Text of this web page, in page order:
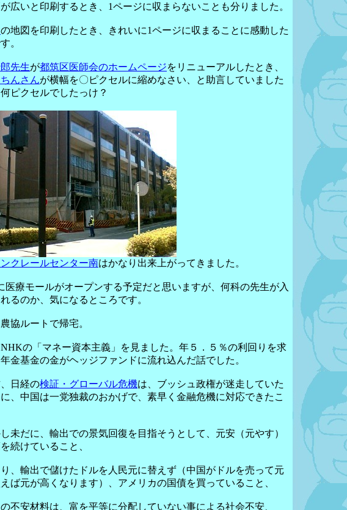
広いと印刷するとき、1ページに収まらないことも分りました。
の地図を印刷したとき、きれいに1ページに収まることに感動した
。
先生が都筑区医師会のホームページをリニューアルしたとき、
んさんが横幅を〇ピクセルに縮めなさい、と助言していました
ピクセルでしたっけ？
クレールセンター南はかなり出来上がってきました。
医療モールがオープンする予定だと思いますが、何科の先生が入
るのか、気になるところです。
協ルートで帰宅。
の「マネー資本主義」を見ました。年５．５％の利回りを求
金基金の金がヘッジファンドに流れ込んだ話でした。
日経の検証・グローバル危機は、ブッシュ政権が迷走していた
、中国は一党独裁のおかげで、素早く金融危機に対応できたこ
未だに、輸出での景気回復を目指そうとして、元安（元やす）
続けていること、
、輸出で儲けたドルを人民元に替えず（中国がドルを売って元
ば元が高くなります）、アメリカの国債を買っていること、
不安材料は、富を平等に分配していない事による社会不安、